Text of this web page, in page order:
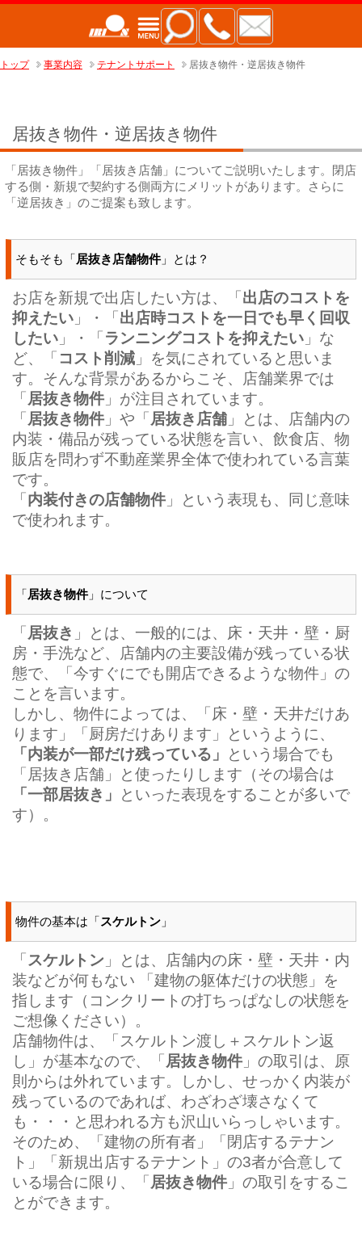
トップ 事業内容 テナントサポート 居抜き物件・逆居抜き物件
居抜き物件・逆居抜き物件
「居抜き物件」「居抜き店舗」についてご説明いたします。閉店
する側・新規で契約する側両方にメリットがあります。さらに
「逆居抜き」のご提案も致します。
そもそも「居抜き店舗物件」とは？
お店を新規で出店したい方は、「 出店のコストを
抑えたい 」・「 出店時コストを一日でも早く回収
したい 」・「 ランニングコストを抑えたい 」な
ど、「 コスト削減 」を気にされていると思いま
す。そんな背景があるからこそ、店舗業界では
「 居抜き物件 」が注目されています。
「 居抜き物件 」や「 居抜き店舗 」とは、店舗内の
内装・備品が残っている状態を言い、飲食店、物
販店を問わず不動産業界全体で使われている言葉
です。
「 内装付きの店舗物件 」という表現も、同じ意味
で使われます。
「居抜き物件」について
「 居抜き 」とは、一般的には、床・天井・壁・厨
房・手洗など、店舗内の主要設備が残っている状
態で、「今すぐにでも開店できるような物件」の
ことを言います。
しかし、物件によっては、「床・壁・天井だけあ
ります」「厨房だけあります」というように、
「内装が一部だけ残っている」
という場合でも
「居抜き店舗」と使ったりします（その場合は
「一部居抜き」
といった表現をすることが多いで
す）。
物件の基本は「スケルトン」
「 スケルトン 」とは、店舗内の床・壁・天井・内
装などが何もない 「建物の躯体だけの状態」を
指します（コンクリートの打ちっぱなしの状態を
ご想像ください）。
店舗物件は、「スケルトン渡し＋スケルトン返
し」が基本なので、「 居抜き物件 」の取引は、原
則からは外れています。しかし、せっかく内装が
残っているのであれば、わざわざ壊さなくて
も・・・と思われる方も沢山いらっしゃいます。
そのため、「建物の所有者」「閉店するテナン
ト」「新規出店するテナント」の3者が合意して
いる場合に限り、「 居抜き物件 」の取引をするこ
とができます。